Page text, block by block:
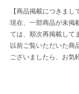
【商品掲載につきまし
現在、一部商品が未掲
ては、順次再掲載して
以前ご覧いただいた商
ございましたら、お気